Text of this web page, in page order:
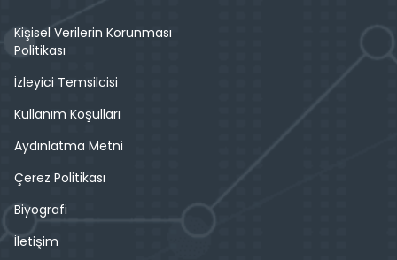
Kişisel Verilerin Korunması
Politikası
İzleyici Temsilcisi
Kullanım Koşulları
Aydınlatma Metni
Çerez Politikası
Biyografi
İletişim